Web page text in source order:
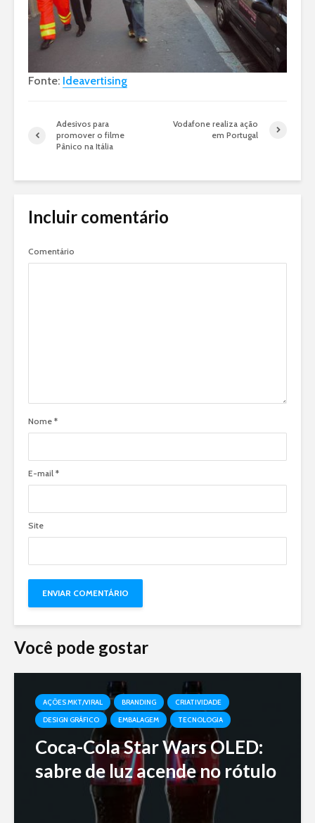
Fonte: Ideavertising
Adesivos para
promover o filme
Pânico na Itália
Vodafone realiza ação
em Portugal
Incluir comentário
Comentário
Nome *
E-mail *
Site
Você pode gostar
AÇÕES MKT/VIRAL BRANDING
CRIATIVIDADE
DESIGN GRÁFICO
EMBALAGEM TECNOLOGIA
Coca-Cola Star Wars OLED:
sabre de luz acende no rótulo